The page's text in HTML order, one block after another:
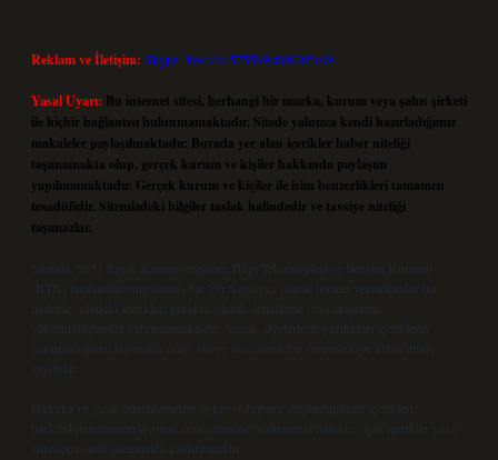
Reklam ve İletişim: Skype: live:.cid.575569c608265c69
Yasal Uyarı: Bu internet sitesi, herhangi bir marka, kurum veya şahıs şirketi
ile hiçbir bağlantısı bulunmamaktadır. Sitede yalnızca kendi hazırladığımız
makaleler paylaşılmaktadır. Burada yer alan içerikler haber niteliği
taşımamakta olup, gerçek kurum ve kişiler hakkında paylaşım
yapılmamaktadır. Gerçek kurum ve kişiler ile isim benzerlikleri tamamen
tesadüfidir. Sitemizdeki bilgiler taslak halindedir ve tavsiye niteliği
taşımazlar.
Sitemiz, 5651 Sayılı Kanun gereğince Bilgi Teknolojileri ve İletişim Kurumu
(BTK) tarafından onaylanmış bir Yer Sağlayıcı olarak hizmet vermektedir. Bu
nedenle, sitedeki içerikleri proaktif olarak denetleme veya araştırma
yükümlülüğümüz bulunmamaktadır. Ancak, üyelerimiz yazdıkları içeriklerin
sorumluluğunu taşımakta olup, siteye üye olarak bu sorumluluğu kabul etmiş
sayılırlar.
Hukuka ve yasal düzenlemelere aykırı olduğunu düşündüğünüz içerikleri,
backlinkpanelicomtr@gmail.com
adresine bildirmeniz halinde, ilgili içerikler yasal
süre içerisinde sitemizden kaldırılacaktır.